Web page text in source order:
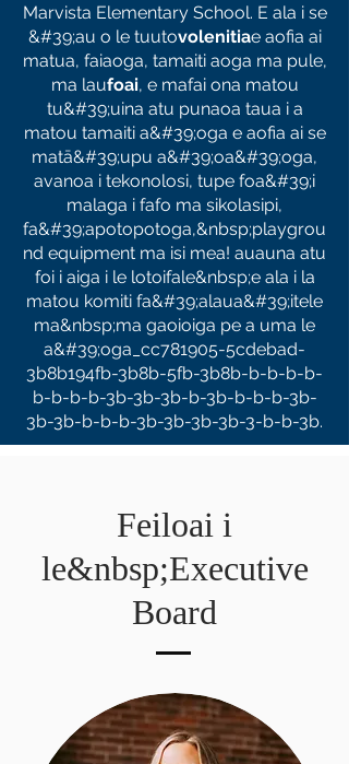
Marvista Elementary School. E ala i se
&#39;au o le tuutovolenitiae aofia ai
matua, faiaoga, tamaiti aoga ma pule,
ma laufoai, e mafai ona matou
tu&#39;uina atu punaoa taua i a
matou tamaiti a&#39;oga e aofia ai se
matā&#39;upu a&#39;oa&#39;oga,
avanoa i tekonolosi, tupe foa&#39;i
malaga i fafo ma sikolasipi,
fa&#39;apotopotoga,&nbsp;playgrou
nd equipment ma isi mea! auauna atu
foi i aiga i le lotoifale&nbsp;e ala i la
matou komiti fa&#39;alaua&#39;itele
ma&nbsp;ma gaoioiga pe a uma le
a&#39;oga_cc781905-5cdebad-
3b8b194fb-3b8b-5fb-3b8b-b-b-b-b-
b-b-b-b-3b-3b-3b-b-3b-b-b-b-3b-
3b-3b-b-b-b-3b-3b-3b-3b-3-b-b-3b.
Feiloai i
le&nbsp;Executive
Board